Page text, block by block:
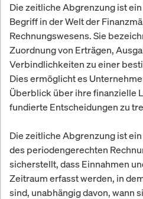
Die zeitliche Abgrenzung ist
Begriff in der Welt der
Rechnungswesens. Sie
Zuordnung von Erträgen,
Verbindlichkeiten zu einer
Dies ermöglicht es
Überblick über ihre finanzielle
fundierte Entscheidungen zu
Die zeitliche Abgrenzung ist
des periodengerechten
sicherstellt, dass Einnahmen
Zeitraum erfasst werden, in
sind, unabhängig davon, wann